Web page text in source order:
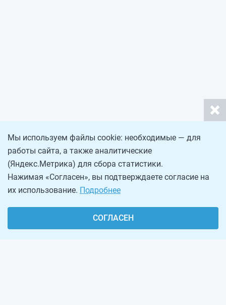
Мы используем файлы cookie: необходимые — для
работы сайта, а также аналитические
(Яндекс.Метрика) для сбора статистики.
Нажимая «Согласен», вы подтверждаете согласие на
их использование. Подробнее
СОГЛАСЕН